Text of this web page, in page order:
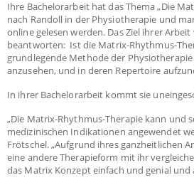
Ihre Bachelorarbeit hat das Thema „Die
nach Randoll in der Physiotherapie und
online gelesen werden. Das Ziel ihrer Arbeit
beantworten: Ist die Matrix-Rhythmus-
grundlegende Methode der
anzusehen, und in deren Repertoire
In ihrer Bachelorarbeit kommt sie
„Die Matrix-Rhythmus-Therapie kann und
medizinischen Indikationen angewendet
Frötschel. „Aufgrund ihres ganzheitlichen
eine andere Therapieform mit ihr
das Matrix Konzept einfach und genial und